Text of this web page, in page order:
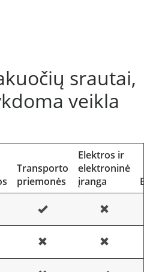
srautai,
veikla
Transporto
priemonės
Elektros ir
elektroninė
įranga